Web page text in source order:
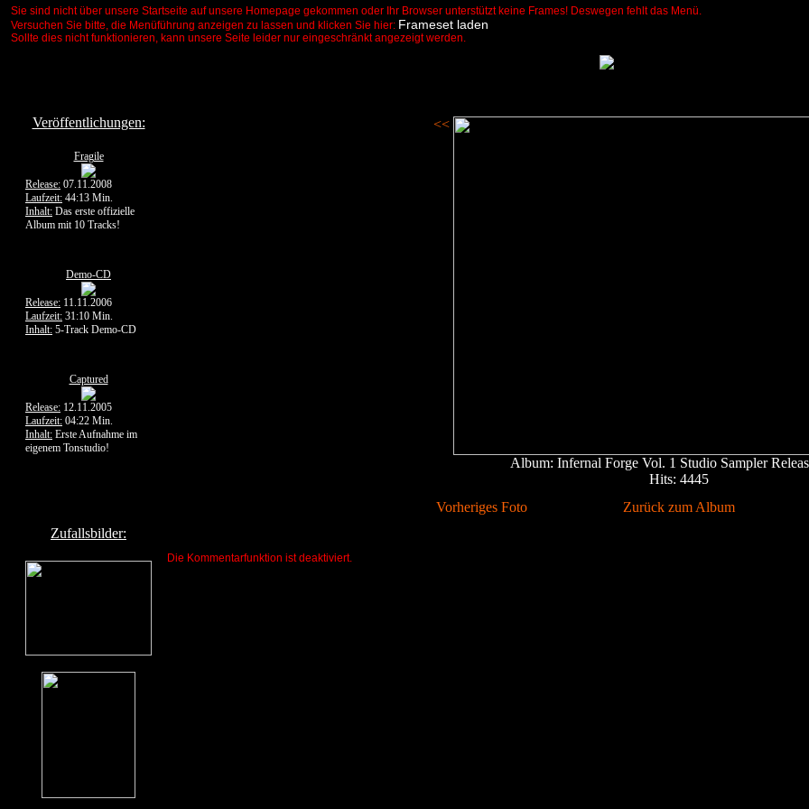
Sie sind nicht über unsere Startseite auf unsere Homepage gekommen oder Ihr Browser unterstützt keine Frames! Deswegen fehlt das Menü.
Versuchen Sie bitte, die Menüführung anzeigen zu lassen und klicken Sie hier: Frameset laden
Sollte dies nicht funktionieren, kann unsere Seite leider nur eingeschränkt angezeigt werden.
Veröffentlichungen:
Fragile
Release: 07.11.2008
Laufzeit: 44:13 Min.
Inhalt: Das erste offizielle
Album mit 10 Tracks!
Demo-CD
Release: 11.11.2006
Laufzeit: 31:10 Min.
Inhalt: 5-Track Demo-CD
Captured
Release: 12.11.2005
Laufzeit: 04:22 Min.
Inhalt: Erste Aufnahme im
eigenem Tonstudio!
Zufallsbilder:
<<
Album: Infernal Forge Vol. 1 Studio Sampler
Hits: 4445
Vorheriges Foto
Zurück zum Album
Die Kommentarfunktion ist deaktiviert.